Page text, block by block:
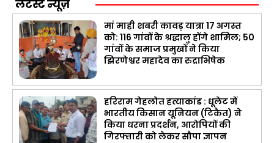
लेटेस्ट न्यूज़
मां माही शबरी कावड़ यात्रा 17 अगस्त
को: 116 गांवों के श्रद्धालु होंगे शामिल; 50
गांवों के समाज प्रमुखों ने किया
झिरणेश्वर महादेव का रुद्राभिषेक
हरिराम गेहलोत हत्याकांड : धूलेट में
भारतीय किसान यूनियन (टिकैत) ने
किया धरना प्रदर्शन, आरोपियों की
गिरफ्तारी को लेकर सौपा ज्ञापन